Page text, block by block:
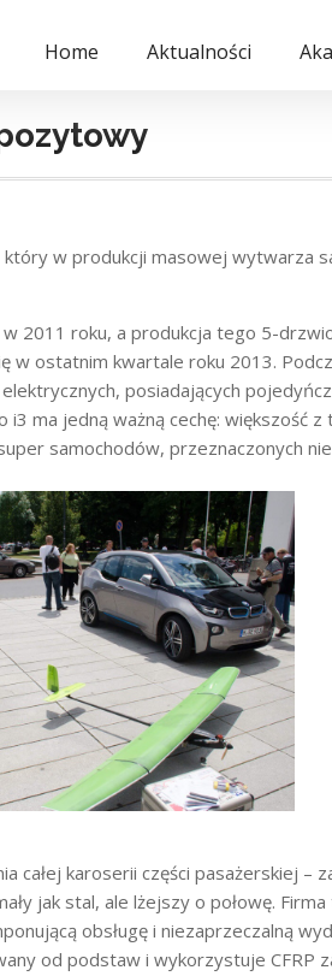
Home Aktualności
w produkcji masowej wytwarza
2011 roku, a produkcja tego 5-
w ostatnim kwartale roku 2013.
posiadających
ma jedną ważną cechę: większość
samochodów, przeznaczonych
całej karoserii części pasażerskiej –
jak stal, ale lżejszy o połowę.
obsługę i niezaprzeczalną
od podstaw i wykorzystuje CFRP